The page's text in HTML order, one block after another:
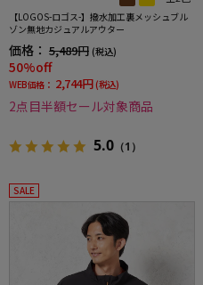
【LOGOS-ロゴス-】撥水加工裏メッシュブル
ゾン無地カジュアルアウター
価格： 5,489円 (税込)
50%off
WEB価格： 2,744円 (税込)
2点目半額セール対象商品
5.0 （1）
SALE